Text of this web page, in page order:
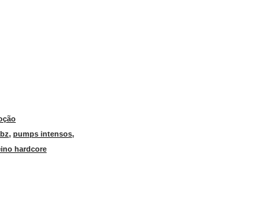
, pumps intensos,
hardcore